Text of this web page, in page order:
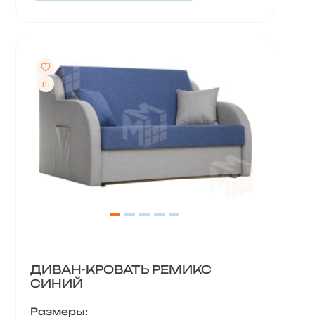
ДИВАН-КРОВАТЬ РЕМИКС
СИНИЙ
Размеры: